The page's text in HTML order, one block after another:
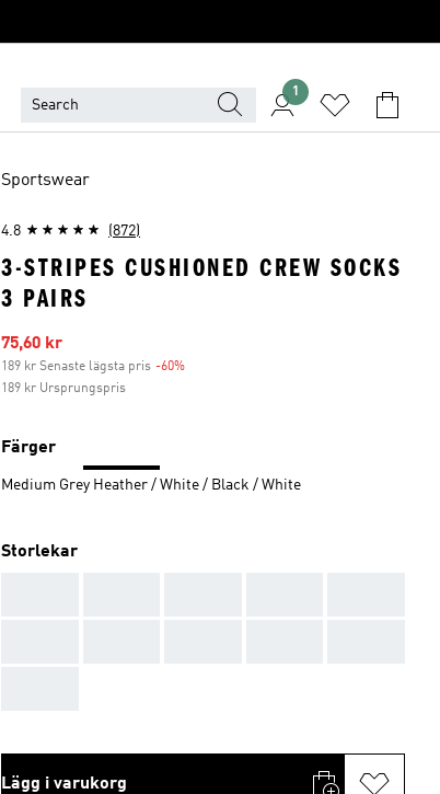
1
Sportswear
4.8 (872)
3-STRIPES CUSHIONED CREW SOCKS
3 PAIRS
Reapris
75,60 kr
189 kr Senaste lägsta pris -60%
189 kr Ursprungspris
Färger
Medium Grey Heather / White / Black / White
Storlekar
Lägg i varukorg